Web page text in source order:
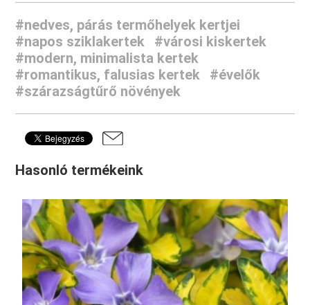
#nedves, párás termőhelyek kertjei
#napos sziklakertek
#városi kiskertek
#modern, minimalista kertek
#romantikus, falusias kertek
#évelők
#szárazságtűrő növények
Hasonló termékeink